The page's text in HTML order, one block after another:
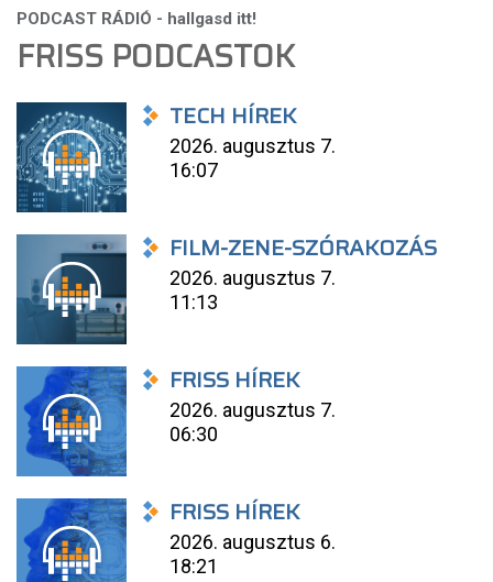
FRISS PODCASTOK
TECH HÍREK
2026. augusztus 7.
16:07
FILM-ZENE-SZÓRAKOZÁS
2026. augusztus 7.
11:13
FRISS HÍREK
2026. augusztus 7.
06:30
FRISS HÍREK
2026. augusztus 6.
18:21